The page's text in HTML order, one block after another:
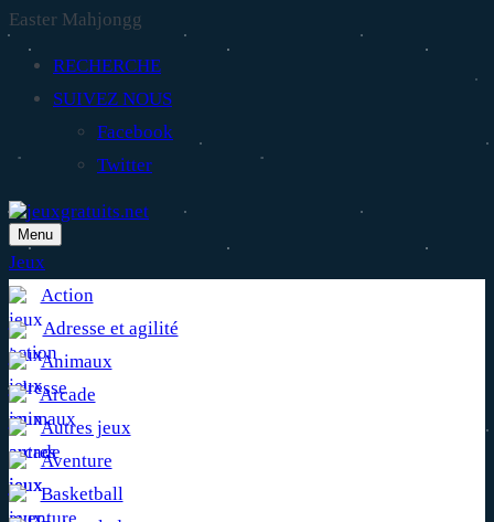
Easter Mahjongg
RECHERCHE
SUIVEZ NOUS
Facebook
Twitter
Menu
Jeux
Action
Adresse et agilité
Animaux
Arcade
Autres jeux
Aventure
Basketball